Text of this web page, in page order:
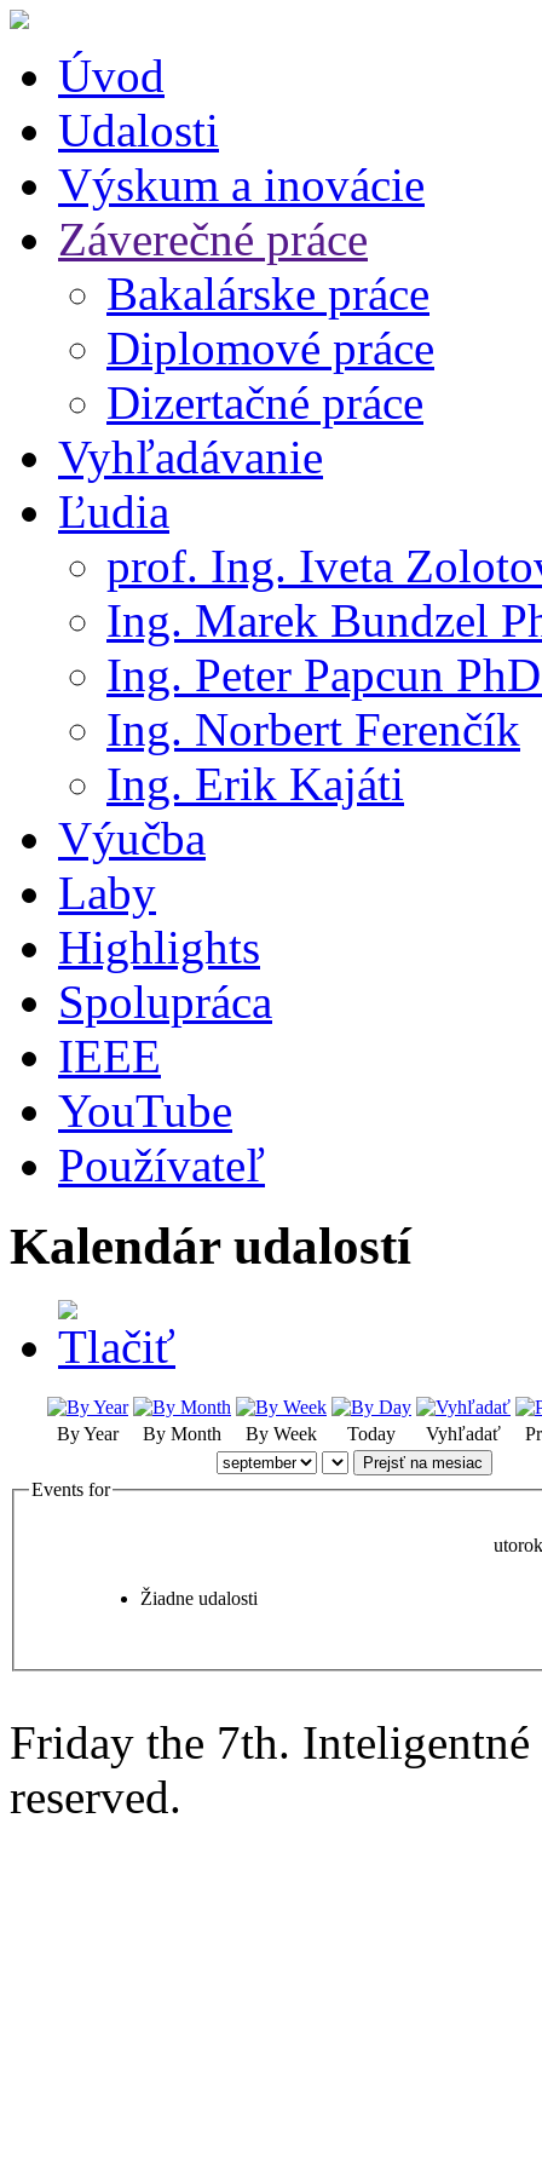
Úvod
Udalosti
Výskum a inovácie
Záverečné práce
Bakalárske práce
Diplomové práce
Dizertačné práce
Vyhľadávanie
Ľudia
prof. Ing. Iveta
Ing. Marek Bundzel
Ing. Peter Papcun
Ing. Norbert Ferenčík
Ing. Erik Kajáti
Výučba
Laby
Highlights
Spolupráca
IEEE
YouTube
Používateľ
Kalendár udalostí
By Year By Month By Week Today Vyhľadať
Prejsť na mesiac
Events for
Žiadne udalosti
Friday the 7th.
reserved.